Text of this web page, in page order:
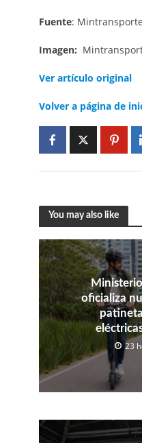
Fuente: Mintransporte
Imagen:
Ver artículo original
Volver a página de
You may also like
oficializa
23